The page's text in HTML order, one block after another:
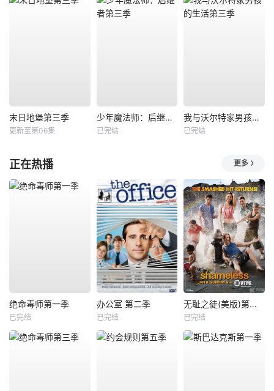
末日地堡第三季
更新至第06集
少年魔法师：后继者第三季
已完结
我与沃尔特家男孩的生活第三季
已完结
正在热播 更多
绝命毒师第一季
已完结
办公室 第二季
已完结
无耻之徒(美版)第二季
已完结